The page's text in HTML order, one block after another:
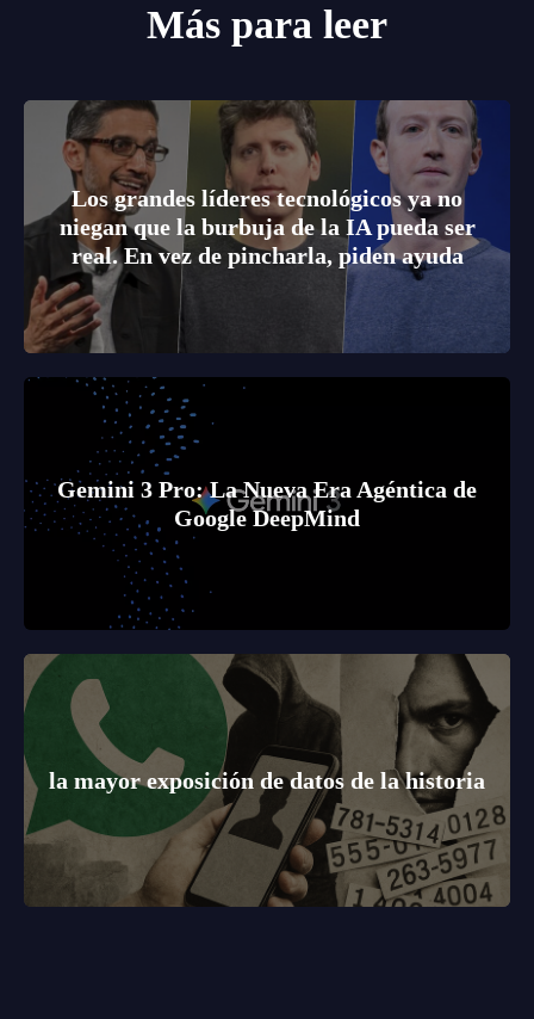
Más para leer
Los grandes líderes tecnológicos ya no
niegan que la burbuja de la IA pueda ser
real. En vez de pincharla, piden ayuda
Gemini 3 Pro: La Nueva Era Agéntica de
Google DeepMind
la mayor exposición de datos de la historia